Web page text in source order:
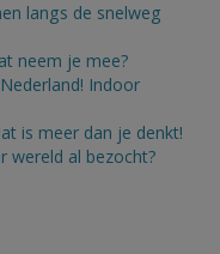
langs de snelweg
neem je mee?
Indoor
is meer dan je denkt!
wereld al bezocht?